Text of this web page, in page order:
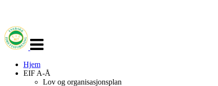
navigasjon
Hjem
EIF A-Å
Lov og organisasjonsplan